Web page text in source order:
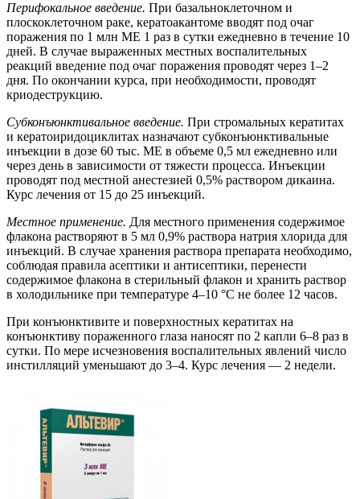
Перифокальное введение. При базальноклеточном и
плоскоклеточном раке, кератоакантоме вводят под очаг
поражения по 1 млн ME 1 раз в сутки ежедневно в течение 10
дней. В случае выраженных местных воспалительных
реакций введение под очаг поражения проводят через 1–2
дня. По окончании курса, при необходимости, проводят
криодеструкцию.
Субконъюнктивальное введение. При стромальных кератитах
и кератоиридоциклитах назначают субконъюнктивальные
инъекции в дозе 60 тыс. ME в объеме 0,5 мл ежедневно или
через день в зависимости от тяжести процесса. Инъекции
проводят под местной анестезией 0,5% раствором дикаина.
Курс лечения от 15 до 25 инъекций.
Местное применение. Для местного применения содержимое
флакона растворяют в 5 мл 0,9% раствора натрия хлорида для
инъекций. В случае хранения раствора препарата необходимо,
соблюдая правила асептики и антисептики, перенести
содержимое флакона в стерильный флакон и хранить раствор
в холодильнике при температуре 4–10 °С не более 12 часов.
При конъюнктивите и поверхностных кератитах на
конъюнктиву пораженного глаза наносят по 2 капли 6–8 раз в
сутки. По мере исчезновения воспалительных явлений число
инстилляций уменьшают до 3–4. Курс лечения — 2 недели.